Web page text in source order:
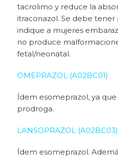
tacrolimo y reduce la
itraconazol. Se debe
indique a mujeres
no produce
fetal/neonatal.
OMEPRAZOL (A02BC01)
Ídem esomeprazol, ya
prodroga.
LANSOPRAZOL (A02BC03)
Ídem esomeprazol.